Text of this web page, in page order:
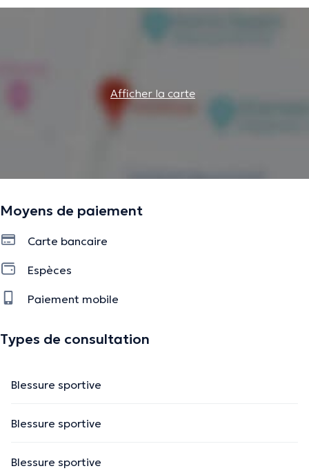
Afficher la carte
Moyens de paiement
Carte bancaire
Espèces
Paiement mobile
Types de consultation
Blessure sportive
Blessure sportive
Blessure sportive